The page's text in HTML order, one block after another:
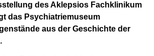
des Aklepsios Fachklinikum
das Psychiatriemuseum
aus der Geschichte der